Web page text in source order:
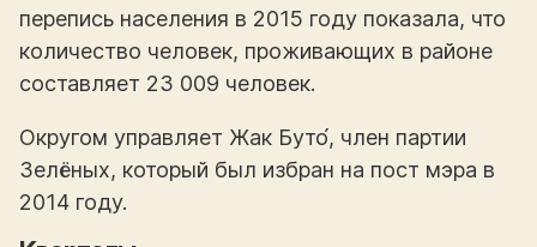
перепись населения в 2015 году показала, что
количество человек, проживающих в районе
составляет 23 009 человек.
Округом управляет Жак Буто́, член партии
Зелёных, который был избран на пост мэра в
2014 году.